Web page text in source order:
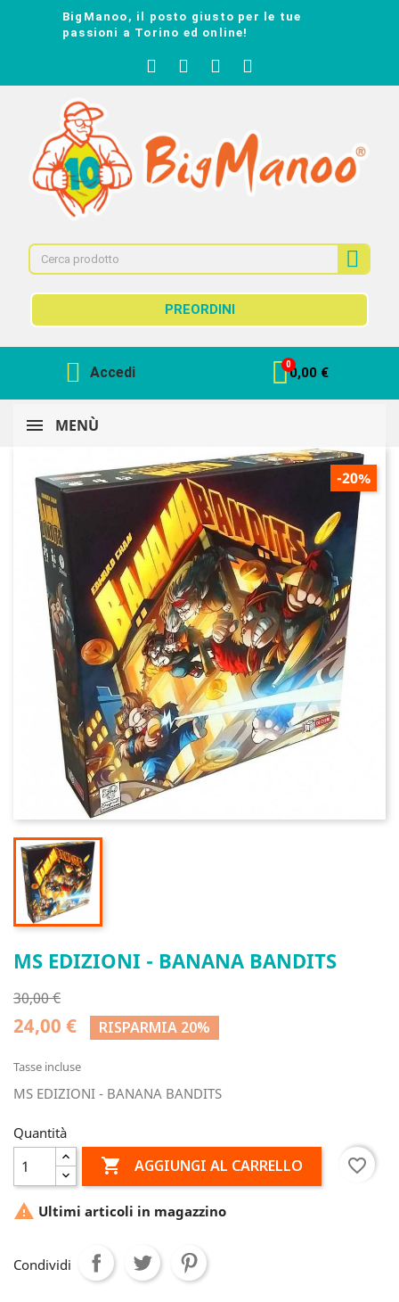
BigManoo, il posto giusto per le tue
passioni a Torino ed online!
PREORDINI
Accedi 0,00 €
MENÙ
-20%
MS EDIZIONI - BANANA BANDITS
30,00 €
24,00 € RISPARMIA 20%
Tasse incluse
MS EDIZIONI - BANANA BANDITS
Quantità
 AGGIUNGI AL CARRELLO favorite_border
 Ultimi articoli in magazzino
Condividi